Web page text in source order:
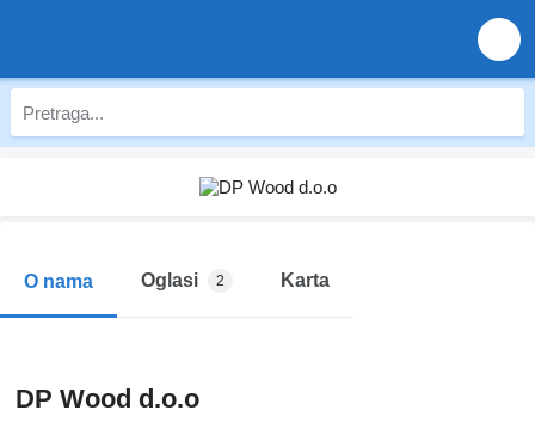
O nama Oglasi 2 Karta
DP Wood d.o.o